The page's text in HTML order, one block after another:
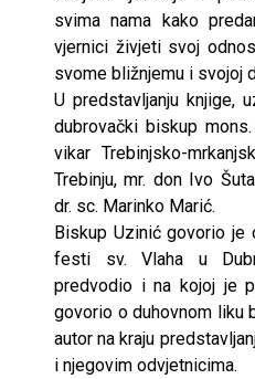
svima nama kako
vjernici živjeti svoj
svome bližnjemu i svojoj
U predstavljanju knjige,
dubrovački biskup
vikar Trebinjsko-
Trebinju, mr. don Ivo
dr. sc. Marinko Marić.
Biskup Uzinić govorio je
festi sv. Vlaha u
predvodio i na kojoj je
govorio o duhovnom liku
autor na kraju
i njegovim odvjetnicima.